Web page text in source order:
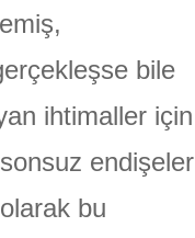
bile
ihtimaller için
endişeler
bu